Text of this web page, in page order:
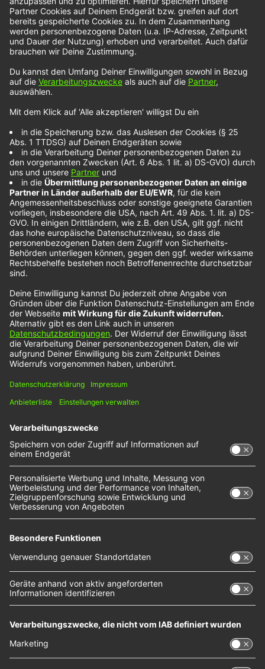
Patrick Droney überlässt bei seiner Musik kaum
etwas dem Zufall: Er schreibt seine Texte selbst,
seines Debütalbums „State of the Heart“ auch die
Rolle des Co-Produzenten ein. „Ich erinnere mich
an die Tage im Keller meiner Eltern, als ich die
Liner Notes aus der Plattensammlung meines
Vaters las – sie waren meine Baseballkarten. Ich
sammelte Statistiken, z. B. wer der Produzent, der
Tontechniker, die Songschreiber usw. waren, und
ich stellte fest, dass die Künstler, die ich am
meisten bewunderte, auf dem gesamten Fließband
mitgewirkt hatten.“ Patrick Droney teilte sich
bereits mit einigen Musikgrößen eine Bühne –
unter anderem mit seinem Idol B.B. King. Mit
seiner aktuellen Single„All Loved Out“liefert er
Gefühl von Unsicherheit und Rastlosigkeit
vermittelt. Passend dazu tigert der amerikanische
Sänger im Video durch verschneite Straßen und
steigt von einer Bahn in die andere, ohne
scheinbar endgültig anzukommen.
Noch mehr NOXX-Künstler findest du unter diesem
Link:
Wir benötigen Ihre Zustimmung, um
den YouTube Video-Service zu
laden!
Wir verwenden einen Service eines
Drittanbieters, um Videoinhalte einzubetten.
Dieser Service kann Daten zu Ihren Aktivitäten
sammeln. Bitte lesen Sie die Details durch und
stimmen Sie der Nutzung des Service zu, um
dieses Video anzusehen.
Mehr Informationen
powered by